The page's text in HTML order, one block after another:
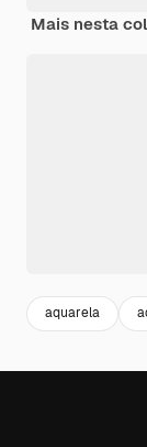
Mais nesta
aquarela